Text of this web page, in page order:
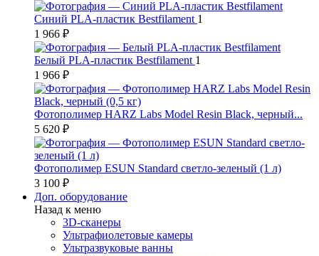
Синий PLA-пластик Bestfilament 1
1 966 ₽
Белый PLA-пластик Bestfilament 1
1 966 ₽
Фотополимер HARZ Labs Model Resin Black, черный...
5 620 ₽
Фотополимер ESUN Standard светло-зеленый (1 л)
3 100 ₽
Доп. оборудование
Назад к меню
3D-сканеры
Ультрафиолетовые камеры
Ультразвуковые ванны